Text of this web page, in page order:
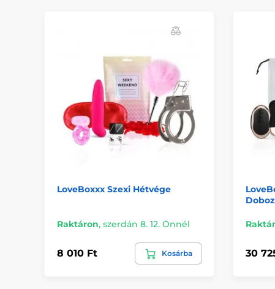
LoveBoxxx Szexi Hétvége
Raktáron, szerdán 8. 12. Önnél
8 010 Ft Kosárba
Doboz
30